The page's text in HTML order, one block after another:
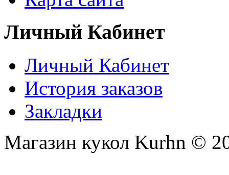
Личный Кабинет
Личный Кабинет
История заказов
Закладки
Магазин кукол Kurhn ©